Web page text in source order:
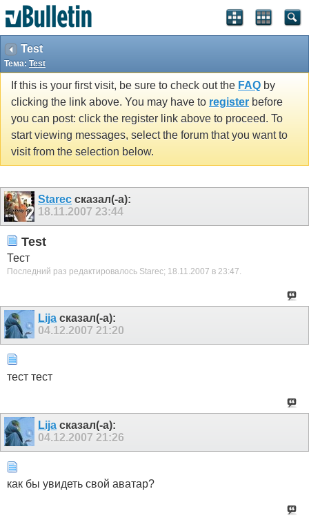
Test
Тема: Test
If this is your first visit, be sure to check out the FAQ by
clicking the link above. You may have to register before
you can post: click the register link above to proceed. To
start viewing messages, select the forum that you want to
visit from the selection below.
Starec сказал(-а):
18.11.2007 23:44
Test
Тест
Последний раз редактировалось Starec; 18.11.2007 в 23:47.
Lija сказал(-а):
04.12.2007 21:20
тест тест
Lija сказал(-а):
04.12.2007 21:26
как бы увидеть свой аватар?